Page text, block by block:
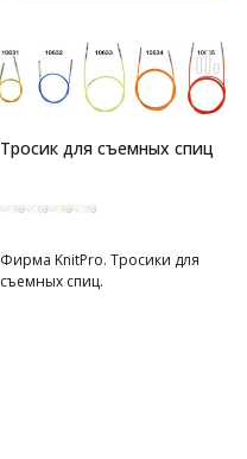
Тросик для съемных спиц
Фирма KnitPro. Тросики для
съемных спиц.